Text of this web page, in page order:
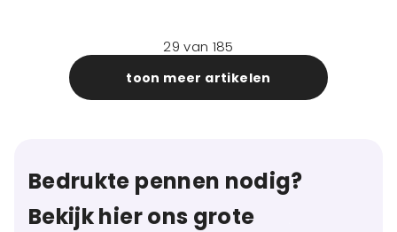
29 van 185
toon meer artikelen
Bedrukte pennen nodig?
Bekijk hier ons grote